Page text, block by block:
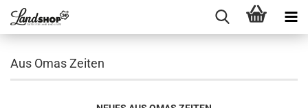
Aus Omas Zeiten